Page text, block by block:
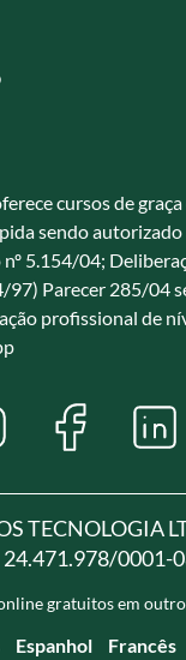
cursos de
sendo autorizado
5.154/04;
97) Parecer 285/04
profissional de
TECNOLOGIA
24.471.978/0001-
gratuitos em
Espanhol Francês